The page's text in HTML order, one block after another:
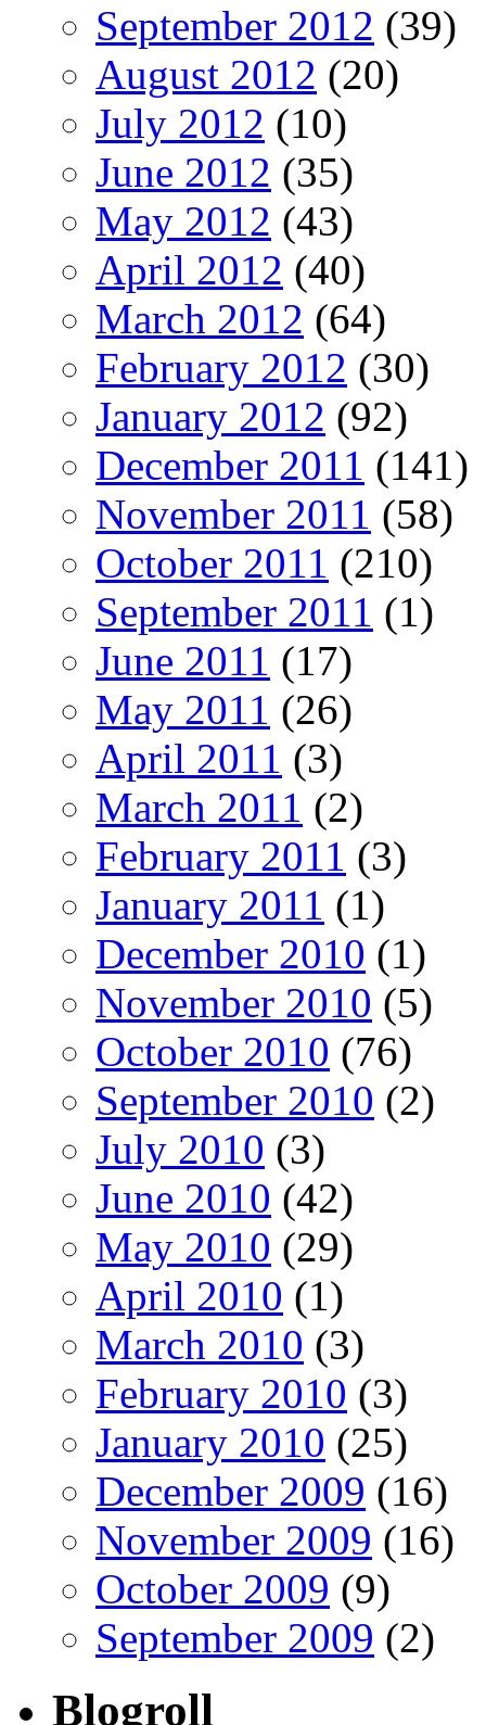
September 2012 (39)
August 2012 (20)
July 2012 (10)
June 2012 (35)
May 2012 (43)
April 2012 (40)
March 2012 (64)
February 2012 (30)
January 2012 (92)
December 2011 (141)
November 2011 (58)
October 2011 (210)
September 2011 (1)
June 2011 (17)
May 2011 (26)
April 2011 (3)
March 2011 (2)
February 2011 (3)
January 2011 (1)
December 2010 (1)
November 2010 (5)
October 2010 (76)
September 2010 (2)
July 2010 (3)
June 2010 (42)
May 2010 (29)
April 2010 (1)
March 2010 (3)
February 2010 (3)
January 2010 (25)
December 2009 (16)
November 2009 (16)
October 2009 (9)
September 2009 (2)
Blogroll